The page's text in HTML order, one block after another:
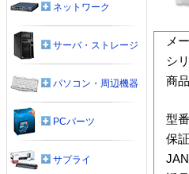
メ
シ
商
型番
保
ネットワーク
サーバ・ストレージ
パソコン・周辺機器
PCパーツ
サプライ